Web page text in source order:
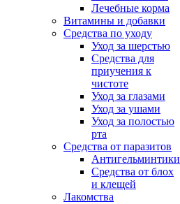
Лечебные корма
Витамины и добавки
Средства по уходу
Уход за шерстью
Средства для
приучения к
чистоте
Уход за глазами
Уход за ушами
Уход за полостью
рта
Средства от паразитов
Антигельминтики
Средства от блох
и клещей
Лакомства